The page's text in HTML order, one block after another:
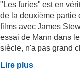
"Les furies" est en
de la deuxième partie
films avec James
essai de Mann dans
siècle, n'a pas grand
Lire plus